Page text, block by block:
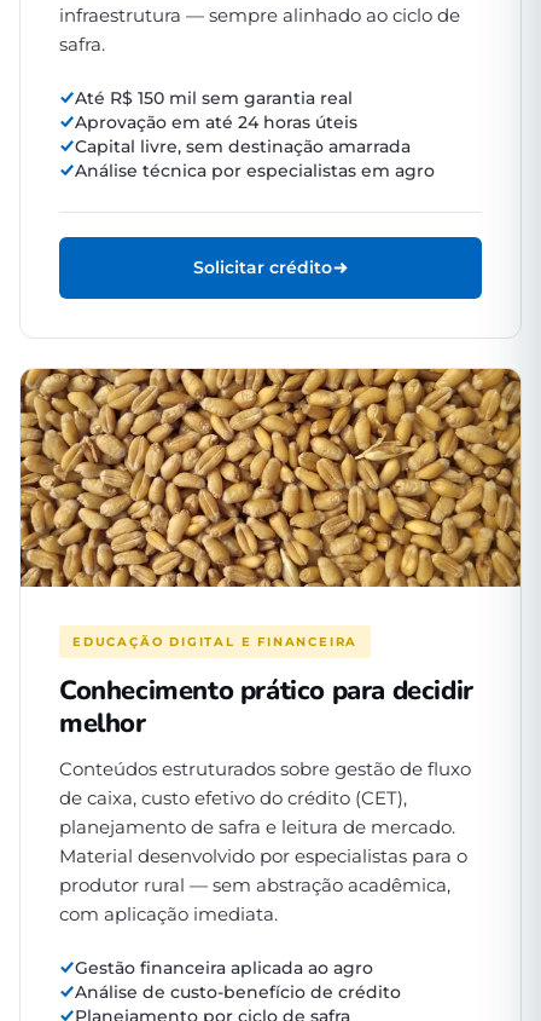
infraestrutura — sempre alinhado ao ciclo de
safra.
Até R$ 150 mil sem garantia real
Aprovação em até 24 horas úteis
Capital livre, sem destinação amarrada
Análise técnica por especialistas em agro
Solicitar crédito
EDUCAÇÃO DIGITAL E FINANCEIRA
Conhecimento prático para decidir
melhor
Conteúdos estruturados sobre gestão de fluxo
de caixa, custo efetivo do crédito (CET),
planejamento de safra e leitura de mercado.
Material desenvolvido por especialistas para o
produtor rural — sem abstração acadêmica,
com aplicação imediata.
Gestão financeira aplicada ao agro
Análise de custo-benefício de crédito
Planejamento por ciclo de safra